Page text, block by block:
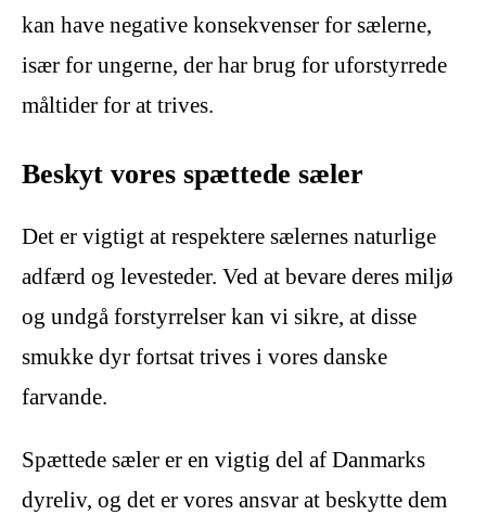
kan have negative konsekvenser for sælerne,
især for ungerne, der har brug for uforstyrrede
måltider for at trives.
Beskyt vores spættede sæler
Det er vigtigt at respektere sælernes naturlige
adfærd og levesteder. Ved at bevare deres miljø
og undgå forstyrrelser kan vi sikre, at disse
smukke dyr fortsat trives i vores danske
farvande.
Spættede sæler er en vigtig del af Danmarks
dyreliv, og det er vores ansvar at beskytte dem